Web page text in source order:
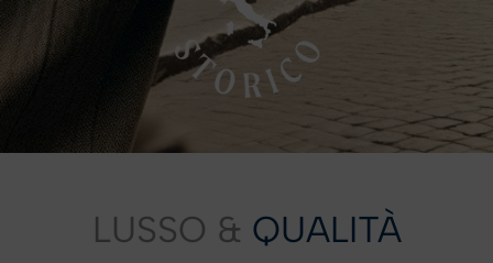
LUSSO & QUALITÀ